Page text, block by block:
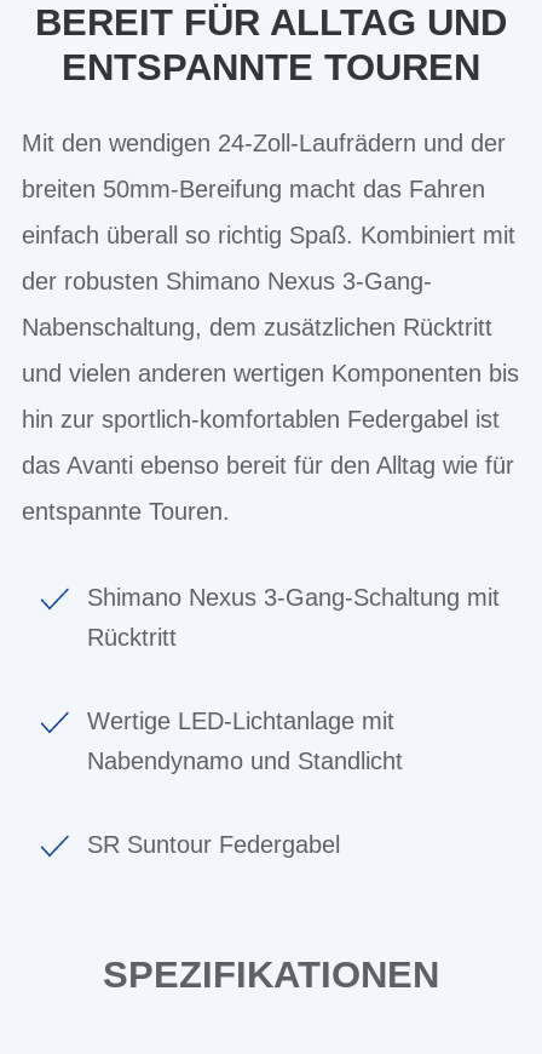
BEREIT FÜR ALLTAG UND
ENTSPANNTE TOUREN
Mit den wendigen 24-Zoll-Laufrädern und der
breiten 50mm-Bereifung macht das Fahren
einfach überall so richtig Spaß. Kombiniert mit
der robusten Shimano Nexus 3-Gang-
Nabenschaltung, dem zusätzlichen Rücktritt
und vielen anderen wertigen Komponenten bis
hin zur sportlich-komfortablen Federgabel ist
das Avanti ebenso bereit für den Alltag wie für
entspannte Touren.
Shimano Nexus 3-Gang-Schaltung mit
Rücktritt
Wertige LED-Lichtanlage mit
Nabendynamo und Standlicht
SR Suntour Federgabel
SPEZIFIKATIONEN